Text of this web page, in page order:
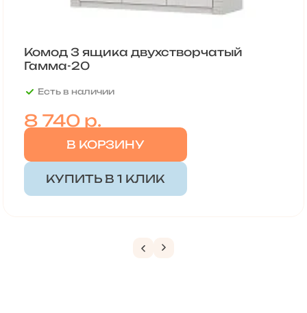
Комод 3 ящика двухстворчатый
Гамма-20
Есть в наличии
8 740р.
В КОРЗИНУ
КУПИТЬ В 1 КЛИК